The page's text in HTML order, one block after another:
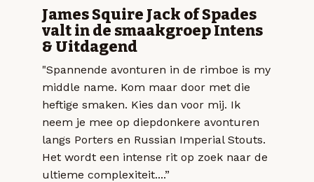
James Squire Jack of Spades
valt in de smaakgroep Intens
& Uitdagend
"Spannende avonturen in de rimboe is my
middle name. Kom maar door met die
heftige smaken. Kies dan voor mij. Ik
neem je mee op diepdonkere avonturen
langs Porters en Russian Imperial Stouts.
Het wordt een intense rit op zoek naar de
ultieme complexiteit....”